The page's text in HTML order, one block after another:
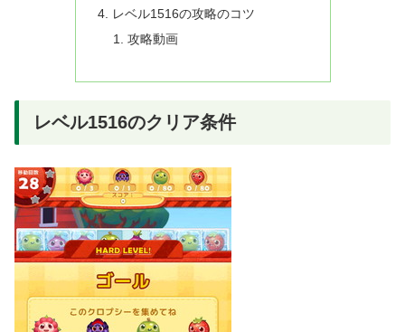
レベル1516の攻略のコツ
攻略動画
レベル1516のクリア条件